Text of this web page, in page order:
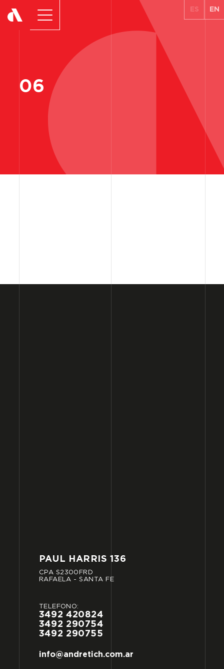
ES EN
06
PAUL HARRIS 136
CPA S2300FRD
RAFAELA
- SANTA FE
TELÉFONO:
3492 420824
3492 290754
3492 290755
info@andretich.com.ar